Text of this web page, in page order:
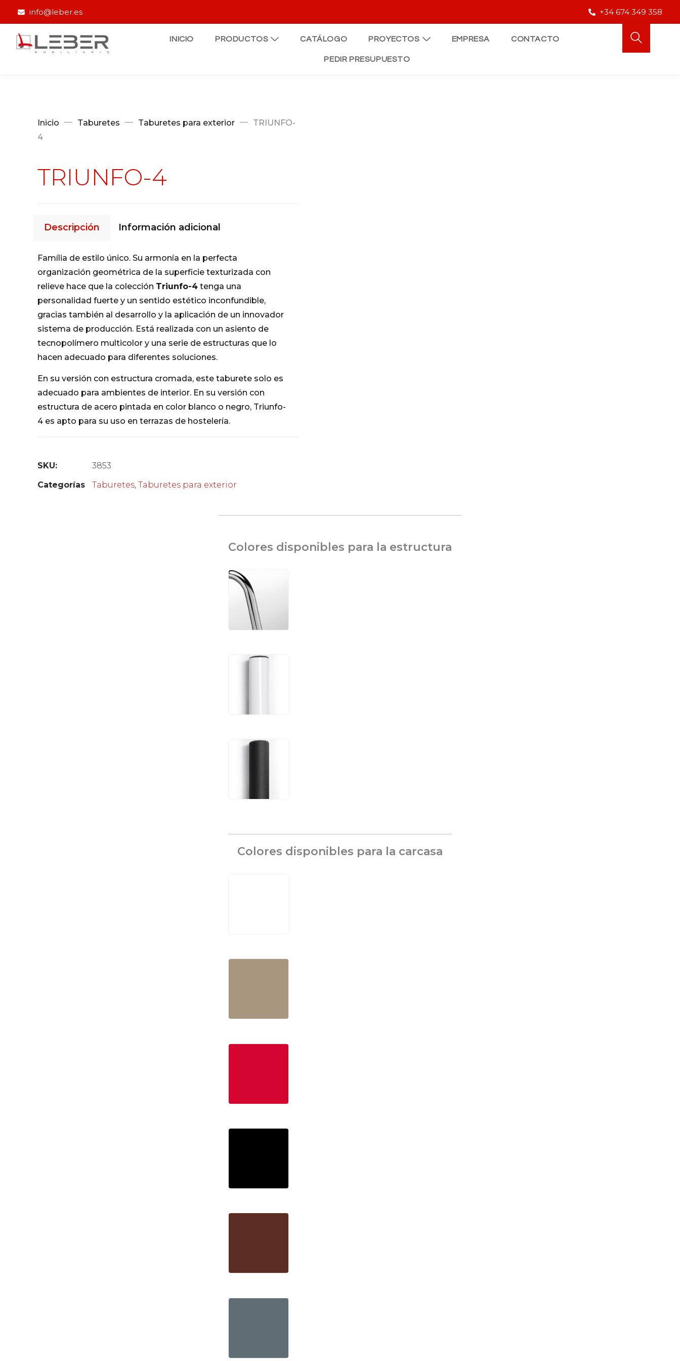
info@leber.es +34 674 349 358
INICIO PRODUCTOS CATÁLOGO PROYECTOS EMPRESA CONTACTO
PEDIR PRESUPUESTO
Inicio Taburetes Taburetes para exterior
TRIUNFO-
4
TRIUNFO-4
Descripción Información adicional
Família de estilo único. Su armonía en la perfecta
organización geométrica de la superficie texturizada con
relieve hace que la colección Triunfo-4tenga una
personalidad fuerte y un sentido estético inconfundible,
gracias también al desarrollo y la aplicación de un innovador
sistema de producción. Está realizada con un asiento de
tecnopolímero multicolor y una serie de estructuras que lo
hacen adecuado para diferentes soluciones.
En su versión con estructura cromada, este taburete solo es
adecuado para ambientes de interior. En su versión con
estructura de acero pintada en color blanco o negro, Triunfo-
4 es apto para su uso en terrazas de hostelería.
SKU:
3853
Categorías
Taburetes, Taburetes para exterior
Colores disponibles para la estructura
Colores disponibles para la carcasa